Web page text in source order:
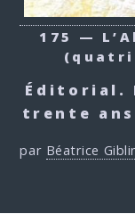
175 —
Éditorial.
trente
par Béatrice